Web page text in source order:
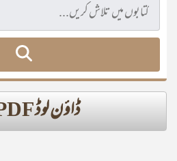
ڈاؤن لوڈ PDF